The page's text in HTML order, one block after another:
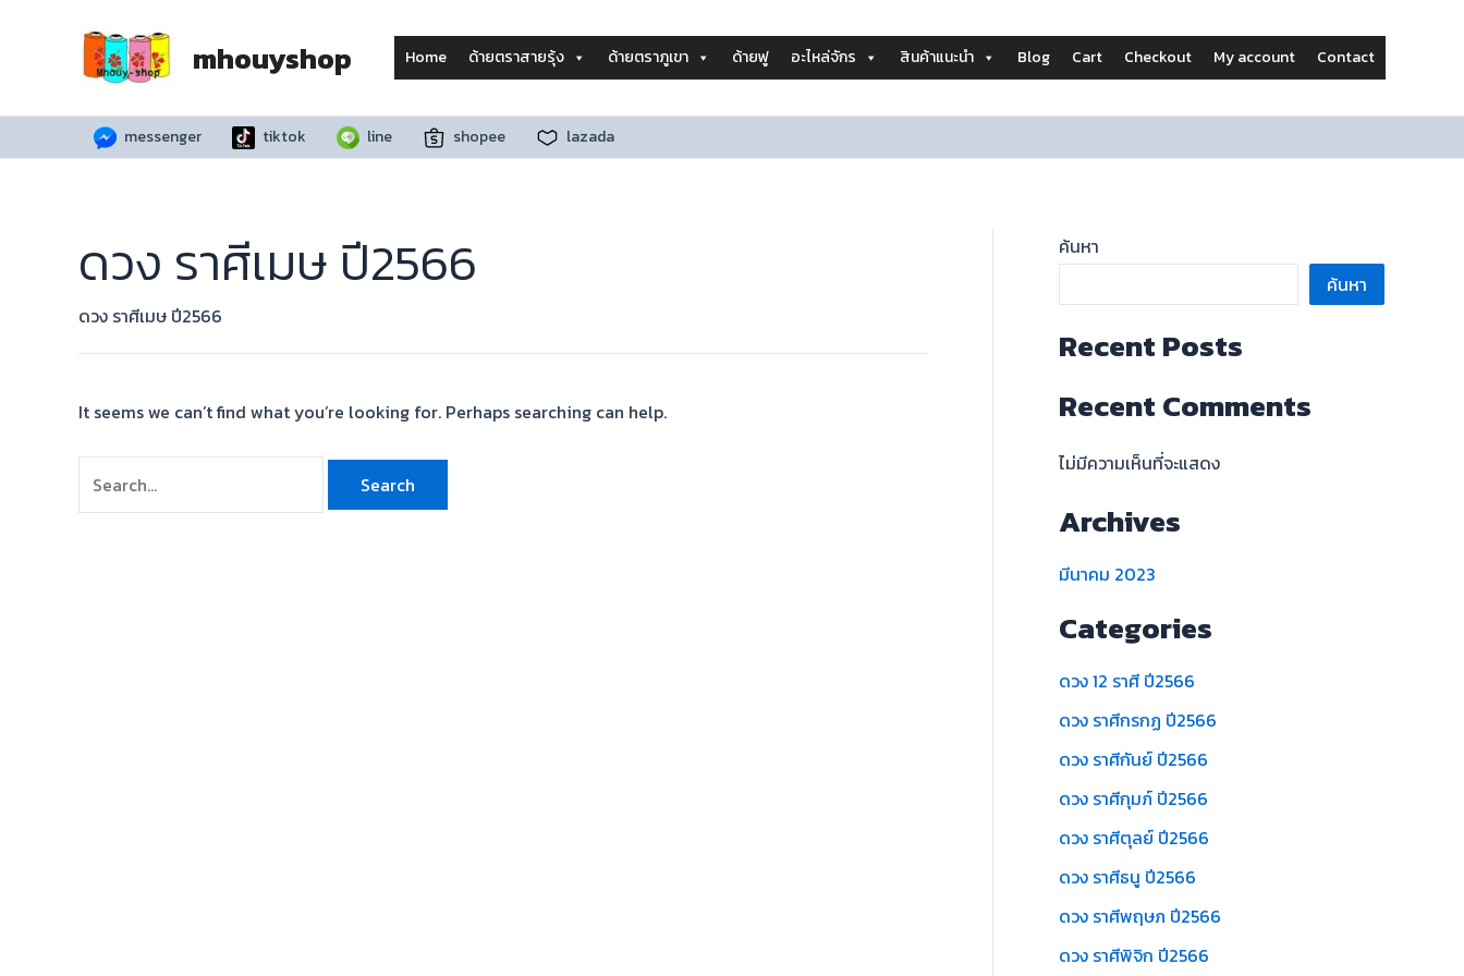
mhouyshop Home ด้ายตราสายรุ้ง ด้ายตราภูเขา ด้ายฟู อะไหล่จักร สินค้าแนะนำ Blog Cart Checkout My account Contact
messenger tiktok line shopee lazada
ดวง ราศีเมษ ปี2566
ดวง ราศีเมษ ปี2566
It seems we can’t find what you’re looking for. Perhaps searching can help.
for:
ค้นหา
ค้นหา
Recent Posts
Recent Comments
ไม่มีความเห็นที่จะแสดง
Archives
มีนาคม 2023
Categories
ดวง 12 ราศี ปี2566
ดวง ราศีกรกฏ ปี2566
ดวง ราศีกันย์ ปี2566
ดวง ราศีกุมภ์ ปี2566
ดวง ราศีตุลย์ ปี2566
ดวง ราศีธนู ปี2566
ดวง ราศีพฤษภ ปี2566
ดวง ราศีพิจิก ปี2566